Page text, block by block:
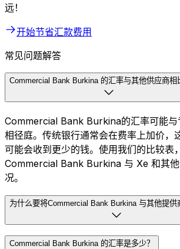
远！
开始节省汇款费用
常见问题解答
Commercial Bank Burkina 的汇率与其他供应商相
Commercial Bank Burkina的汇率可能与
相径庭。传统银行通常会在费率上加价，
可能会收到更少的钱。使用我们的比较表
Commercial Bank Burkina 与 Xe 和其
况。
为什么要将Commercial Bank Burkina 与其他提供
Commercial Bank Burkina 的汇率是多少？